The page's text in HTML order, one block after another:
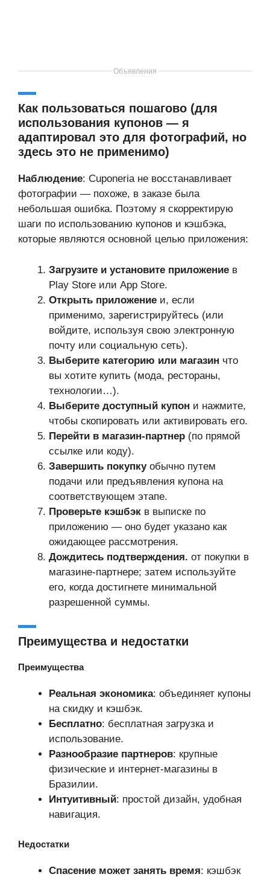
Объявления
Как пользоваться пошагово (для
использования купонов — я
адаптировал это для фотографий, но
здесь это не применимо)
Наблюдение: Cuponeria не восстанавливает
фотографии — похоже, в заказе была
небольшая ошибка. Поэтому я скорректирую
шаги по использованию купонов и кэшбэка,
которые являются основной целью приложения:
Загрузите и установите приложение в
Play Store или App Store.
Открыть приложение и, если
применимо, зарегистрируйтесь (или
войдите, используя свою электронную
почту или социальную сеть).
Выберите категорию или магазин что
вы хотите купить (мода, рестораны,
технологии…).
Выберите доступный купон и нажмите,
чтобы скопировать или активировать его.
Перейти в магазин-партнер (по прямой
ссылке или коду).
Завершить покупкуобычно путем
подачи или предъявления купона на
соответствующем этапе.
Проверьте кэшбэк в выписке по
приложению — оно будет указано как
ожидающее рассмотрения.
Дождитесь подтверждения. от покупки в
магазине-партнере; затем используйте
его, когда достигнете минимальной
разрешенной суммы.
Преимущества и недостатки
Преимущества
Реальная экономика: объединяет купоны
на скидку и кэшбэк.
Бесплатно: бесплатная загрузка и
использование.
Разнообразие партнеров: крупные
физические и интернет-магазины в
Бразилии.
Интуитивный: простой дизайн, удобная
навигация.
Недостатки
Спасение может занять время: кэшбэк